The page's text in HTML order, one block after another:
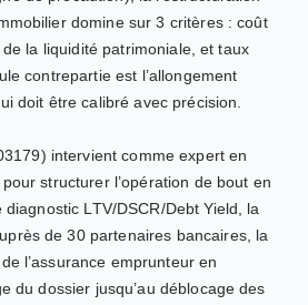
domine sur 3 critères : coût
la liquidité patrimoniale, et taux
contrepartie est l’allongement
doit être calibré avec précision.
intervient comme expert en
structurer l’opération de bout en
diagnostic LTV/DSCR/Debt Yield, la
de 30 partenaires bancaires, la
l’assurance emprunteur en
du dossier jusqu’au déblocage des